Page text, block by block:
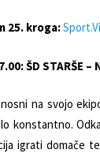
25. kroga:
ŠD STARŠE –
na svojo
konstantno.
igrati domače